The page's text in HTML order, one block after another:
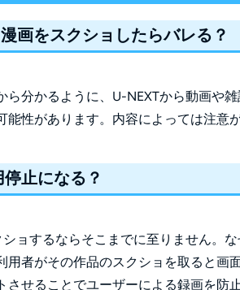
画をスクショしたらバレる？
分かるように、U-NEXTから動画や
性があります。内容によっては注意
止になる？
ョするならそこまでに至りません。
用者がその作品のスクショを取ると画
させることでユーザーによる録画を防